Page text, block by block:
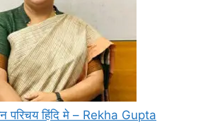
परिचय हिंदि मे – Rekha Gupta